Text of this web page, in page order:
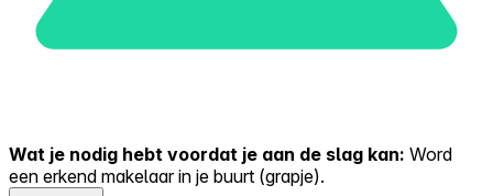
Wat je nodig hebt voordat je aan de slag kan: Word
een erkend makelaar in je buurt (grapje).